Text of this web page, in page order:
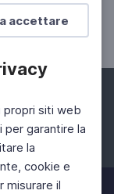
accettare
propri siti web
garantire la
la
cookie e
misurare il
Twitter